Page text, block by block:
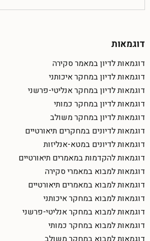
דוגמאות
דוגמאות לדיון במאמר סקירה
דוגמאות לדיון במחקר איכותני
דוגמאות לדיון במחקר אנליטי-פרשני
דוגמאות לדיון במחקר כמותי
דוגמאות לדיון במחקר משולב
דוגמאות לדיונים במחקרים תיאורטיים
דוגמאות לדיונים במטא-אנליזות
דוגמאות להקדמות במאמרים תיאורטיים
דוגמאות למבוא במאמרי סקירה
דוגמאות למבוא במאמרים תיאורטיים
דוגמאות למבוא במחקר איכותני
דוגמאות למבוא במחקר אנליטי-פרשני
דוגמאות למבוא במחקר כמותי